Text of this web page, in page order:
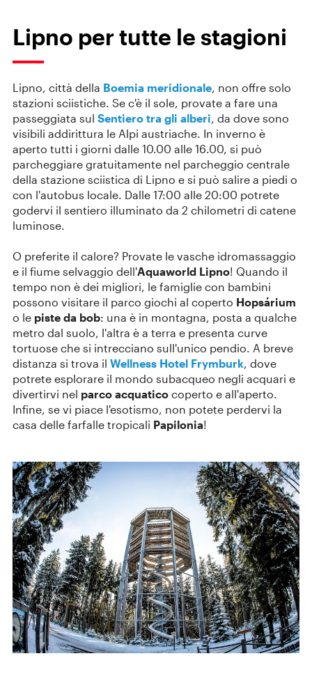
Lipno per tutte le stagioni
Lipno, città della Boemia meridionale, non offre solo
stazioni sciistiche. Se c'è il sole, provate a fare una
passeggiata sul Sentiero tra gli alberi, da dove sono
visibili addirittura le Alpi austriache. In inverno è
aperto tutti i giorni dalle 10.00 alle 16.00, si può
parcheggiare gratuitamente nel parcheggio centrale
della stazione sciistica di Lipno e si può salire a piedi o
con l'autobus locale. Dalle 17:00 alle 20:00 potrete
godervi il sentiero illuminato da 2 chilometri di catene
luminose.
O preferite il calore? Provate le vasche idromassaggio
e il fiume selvaggio dell'Aquaworld Lipno! Quando il
tempo non è dei migliori, le famiglie con bambini
possono visitare il parco giochi al coperto Hopsárium
o le piste da bob: una è in montagna, posta a qualche
metro dal suolo, l'altra è a terra e presenta curve
tortuose che si intrecciano sull'unico pendio. A breve
distanza si trova il Wellness Hotel Frymburk, dove
potrete esplorare il mondo subacqueo negli acquari e
divertirvi nel parco acquatico coperto e all'aperto.
Infine, se vi piace l'esotismo, non potete perdervi la
casa delle farfalle tropicali Papilonia!